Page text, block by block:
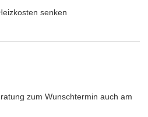
senken
zum Wunschtermin auch am